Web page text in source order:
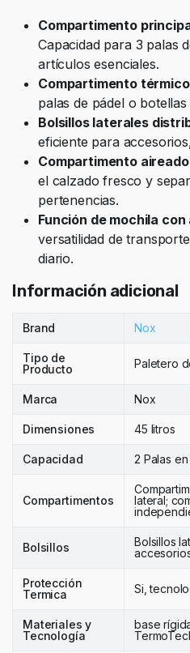
Compartimento
Capacidad para 3 palas
artículos esenciales.
Compartimento
palas de pádel o
Bolsillos laterales
eficiente para
Compartimento
el calzado fresco y
pertenencias.
Función de mochila
versatilidad de
diario.
Información adicional
Brand Nox
Tipo de
Producto
Paletero
Marca Nox
Dimensiones 45 litros
Capacidad 2 Palas
Compartimentos
lateral;
Bolsillos
Bolsillos
Protección
Termica
Si,
Materiales y
Tecnología
base